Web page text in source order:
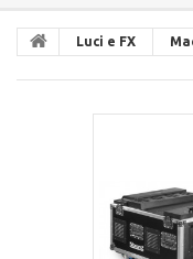
Luci e FX